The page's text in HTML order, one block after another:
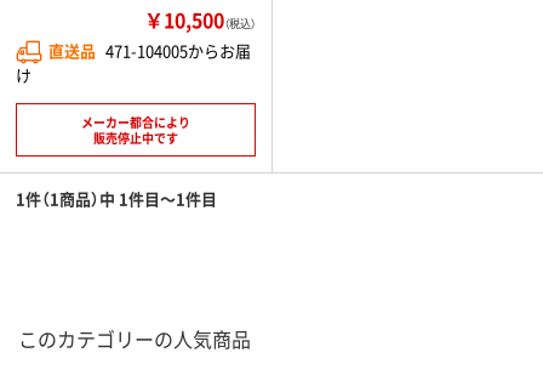
￥10,500（税込）
直送品 471-104005からお届
け
メーカー都合により
販売停止中です
1件（1商品）中 1件目～1件目
このカテゴリーの人気商品